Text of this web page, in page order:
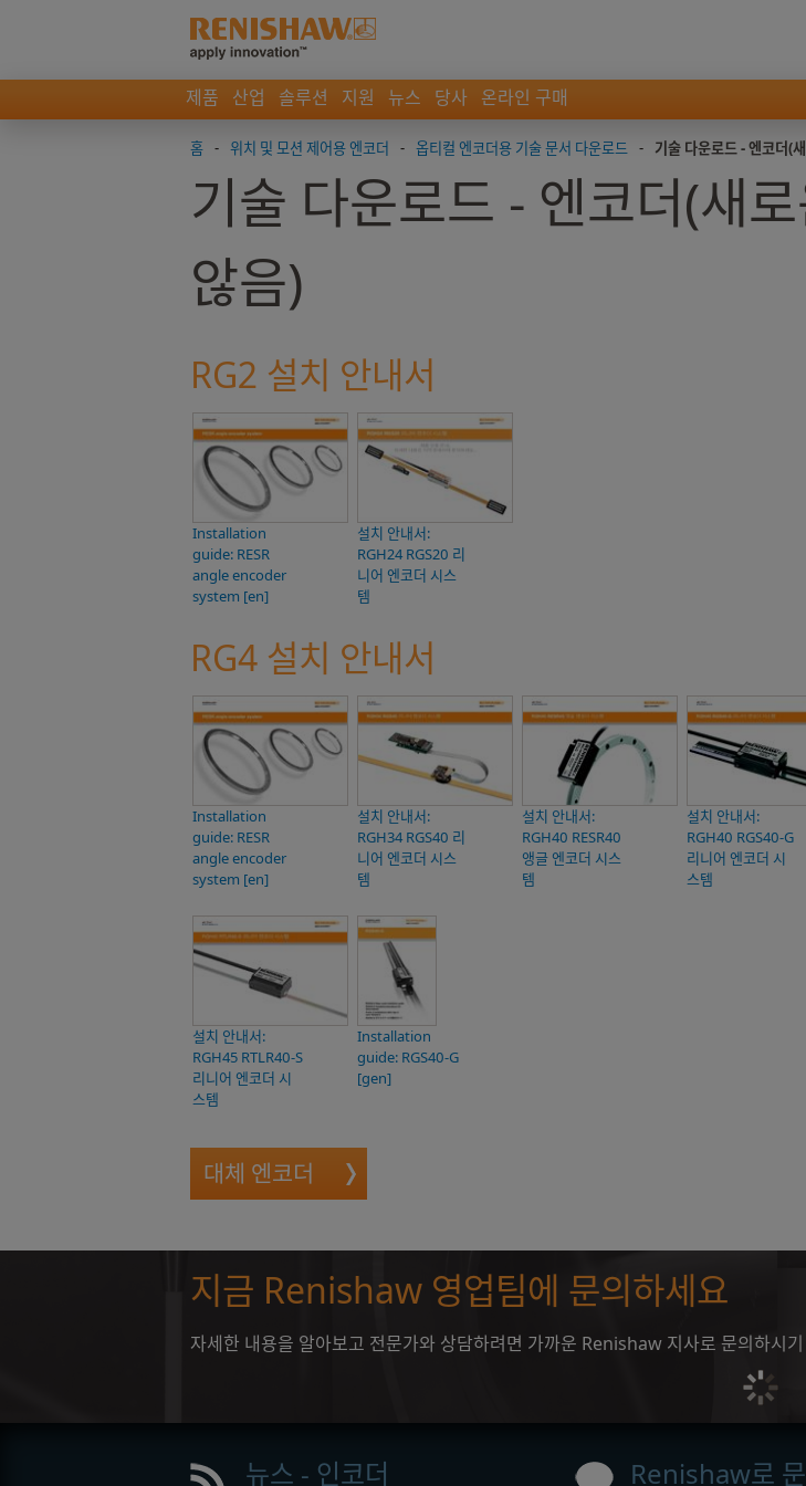
제품 산업 솔루션 지원 뉴스 당사 온라인 구매
홈 - 위치 및 모션 제어용 엔코더 - 옵티컬 엔코더용 기술 문서 다운로드 - 기술 다운로드 - 엔코더(
기술 다운로드 - 엔코더(새
않음)
RG2 설치 안내서
Installation
guide: RESR
angle encoder
system [en]
설치 안내서:
RGH24 RGS20 리
니어 엔코더 시스
템
RG4 설치 안내서
Installation
guide: RESR
angle encoder
system [en]
설치 안내서:
RGH34 RGS40 리
니어 엔코더 시스
템
설치 안내서:
RGH40 RESR40
앵글 엔코더 시스
템
설치 안내서:
RGH40 RGS40-G
리니어 엔코더 시
스템
설치 안내서:
RGH45 RTLR40-S
리니어 엔코더 시
스템
Installation
guide: RGS40-G
[gen]
대체 엔코더
지금 Renishaw 영업팀에 문의하세요
자세한 내용을 알아보고 전문가와 상담하려면 가까운 Renishaw 지사로 문의하시
뉴스 - 인코더 Renishaw로